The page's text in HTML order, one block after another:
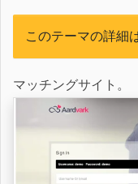
このテーマの詳細
マッチングサイト。